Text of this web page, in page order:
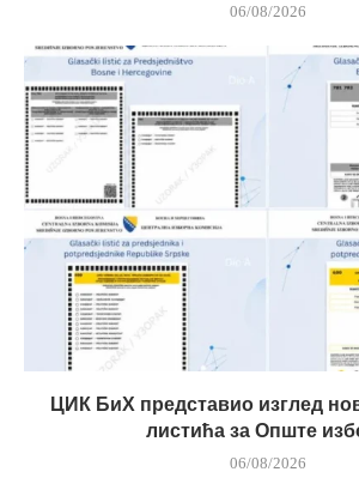
06/08/2026
ЦИК БиХ представио изглед
листића за Опште
06/08/2026